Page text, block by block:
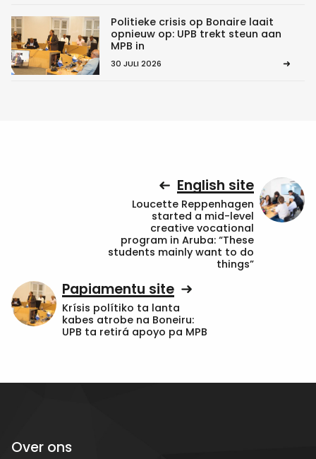
Politieke crisis op Bonaire laait
opnieuw op: UPB trekt steun aan
MPB in
30 JULI 2026
English site
Loucette Reppenhagen
started a mid-level
creative vocational
program in Aruba: “These
students mainly want to do
things”
Papiamentu site
Krísis polítiko ta lanta
kabes atrobe na Boneiru:
UPB ta retirá apoyo pa MPB
Over ons